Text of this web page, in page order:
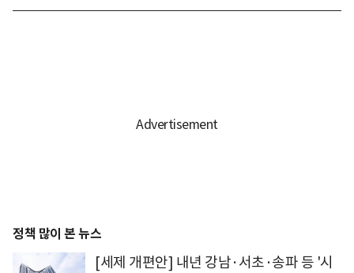
정책 많이 본 뉴스
[세제 개편안] 내년 강남·서초·송파 등 '시